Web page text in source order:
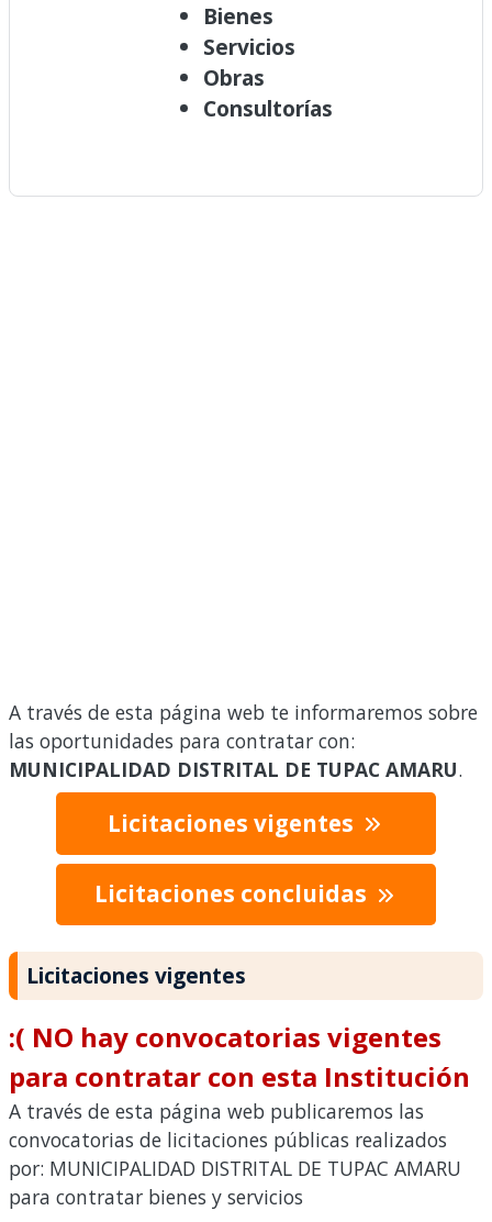
Bienes
Servicios
Obras
Consultorías
A través de esta página web te informaremos sobre
las oportunidades para contratar con:
MUNICIPALIDAD DISTRITAL DE TUPAC AMARU.
Licitaciones vigentes
Licitaciones concluidas
Licitaciones vigentes
:( NO hay convocatorias vigentes
para contratar con esta Institución
A través de esta página web publicaremos las
convocatorias de licitaciones públicas realizados
por: MUNICIPALIDAD DISTRITAL DE TUPAC AMARU
para contratar bienes y servicios